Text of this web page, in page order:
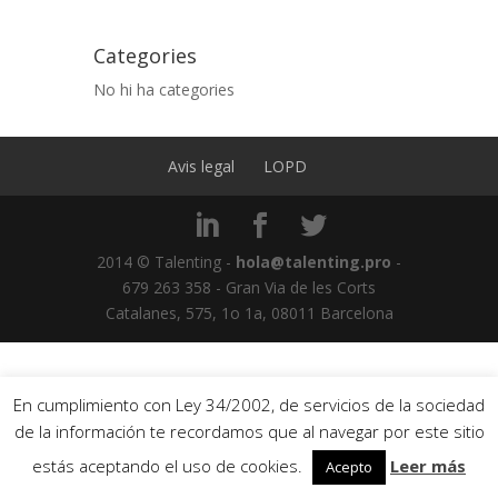
Categories
No hi ha categories
Avis legal LOPD
2014 © Talenting - hola@talenting.pro -
679 263 358 - Gran Via de les Corts
Catalanes, 575, 1o 1a, 08011 Barcelona
En cumplimiento con Ley 34/2002, de servicios de la sociedad
de la información te recordamos que al navegar por este sitio
estás aceptando el uso de cookies.
Acepto Leer más